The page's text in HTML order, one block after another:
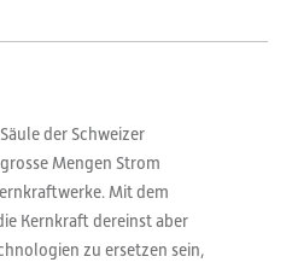
der Schweizer
Mengen Strom
Mit dem
Kernkraft dereinst aber
zu ersetzen sein,